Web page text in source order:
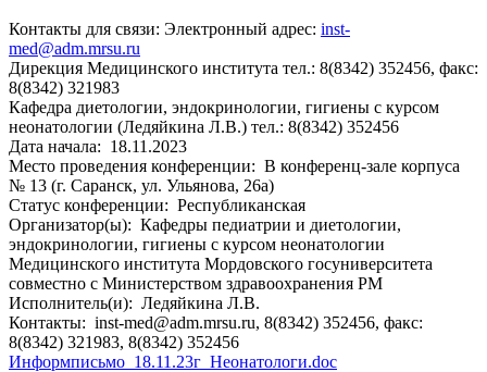
Контакты для связи: Электронный адрес: inst-
med@adm.mrsu.ru
Дирекция Медицинского института тел.: 8(8342) 352456, факс:
8(8342) 321983
Кафедра диетологии, эндокринологии, гигиены с курсом
неонатологии (Ледяйкина Л.В.) тел.: 8(8342) 352456
Дата начала: 18.11.2023
Место проведения конференции: В конференц-зале корпуса
№ 13 (г. Саранск, ул. Ульянова, 26а)
Статус конференции: Республиканская
Организатор(ы): Кафедры педиатрии и диетологии,
эндокринологии, гигиены с курсом неонатологии
Медицинского института Мордовского госуниверситета
совместно с Министерством здравоохранения РМ
Исполнитель(и): Ледяйкина Л.В.
Контакты: inst-med@adm.mrsu.ru, 8(8342) 352456, факс:
8(8342) 321983, 8(8342) 352456
Информписьмо_18.11.23г_Неонатологи.doc